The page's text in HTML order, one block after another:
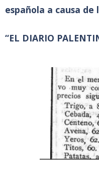
española a causa
“EL DIARIO